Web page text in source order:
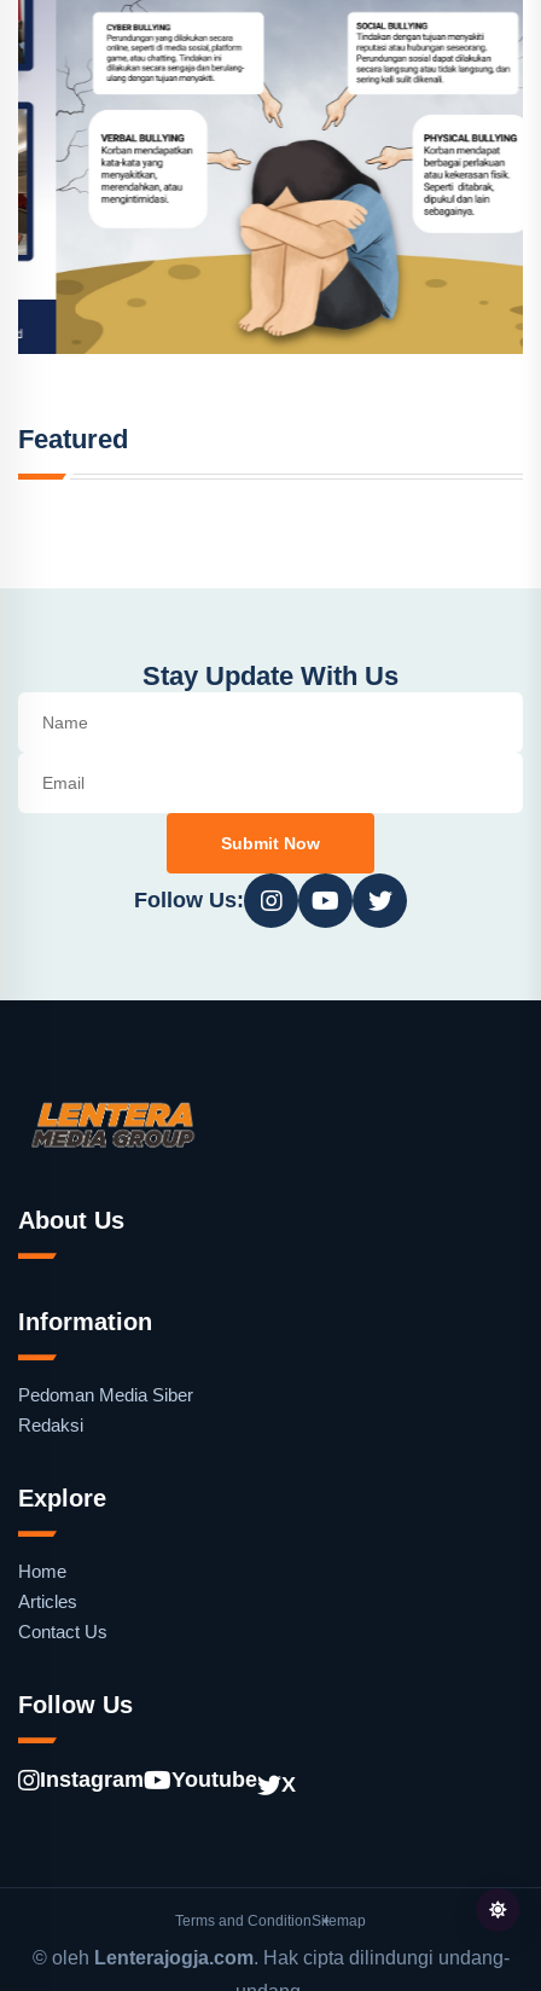
Featured
Stay Update With Us
Submit Now
Follow Us:
About Us
Information
Pedoman Media Siber
Redaksi
Explore
Home
Articles
Contact Us
Follow Us
Instagram Youtube X
Terms and ConditionSitemap
© oleh Lenterajogja.com. Hak cipta dilindungi undang-